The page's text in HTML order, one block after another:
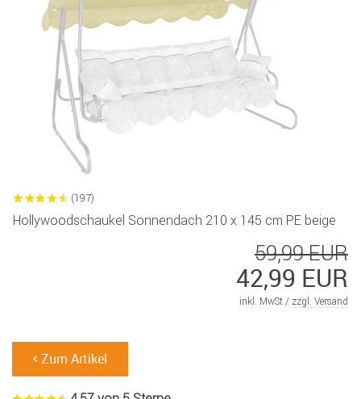
(197)
Hollywoodschaukel Sonnendach 210 x 145 cm PE beige
59,99 EUR
42,99 EUR
inkl. MwSt / zzgl. Versand
Zum Artikel